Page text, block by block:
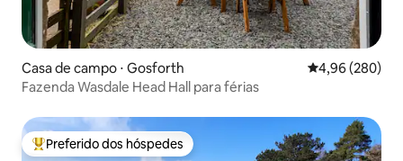
Casa de campo ⋅ Gosforth 4,96 de uma
4,96 (280)
Fazenda Wasdale Head Hall para férias
Entre os melhores preferidos dos hóspedes
Preferido dos hóspedes